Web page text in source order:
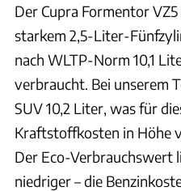
Der Cupra Formentor
starkem 2,5-Liter-
nach WLTP-Norm 10,1
verbraucht. Bei unserem
SUV 10,2 Liter, was für
Kraftstoffkosten in Höhe
Der Eco-Verbrauchswert
niedriger – die